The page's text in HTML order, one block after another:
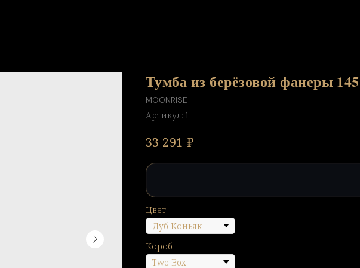
Тумба из берёзовой фанеры
MOONRISE
Артикул: 1
33 291 ₽
Цвет
Короб